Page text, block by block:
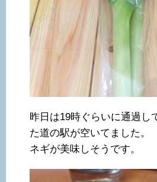
昨日は19時ぐらいに通過し
た道の駅が空いてました。
ネギが美味しそうです。